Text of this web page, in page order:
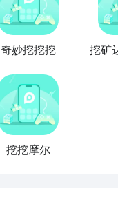
奇妙挖挖挖 挖矿
挖挖摩尔